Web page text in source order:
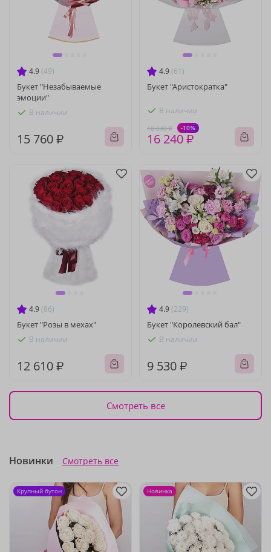
4.9 (49)
Букет "Незабываемые
эмоции"
В наличии
15 760 ₽
4.9 (61)
Букет "Аристократка"
В наличии
18 040 ₽ -10%
16 240 ₽
4.9 (86)
Букет "Розы в мехах"
В наличии
12 610 ₽
4.9 (229)
Букет "Королевский бал"
В наличии
9 530 ₽
Смотреть все
Новинки Смотреть все
Крупный бутон Новинка